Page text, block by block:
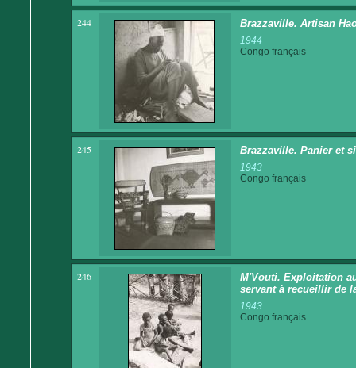
244 Brazzaville. Artisan
1944
Congo français
245 Brazzaville. Panier et
1943
Congo français
246
M'Vouti. Exploitation
servant à recueillir de
1943
Congo français